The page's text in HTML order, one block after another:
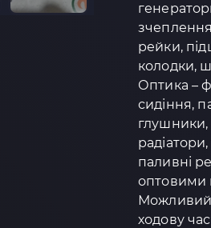
рейки,
колодки,
Оптика –
сидіння,
глушники,
паливні
оптовими
Можливий
ходову